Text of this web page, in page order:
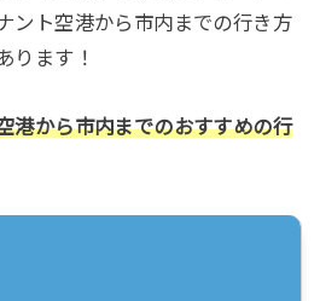
ント空港から市内までの行き方
ります！
港から市内までのおすすめの行